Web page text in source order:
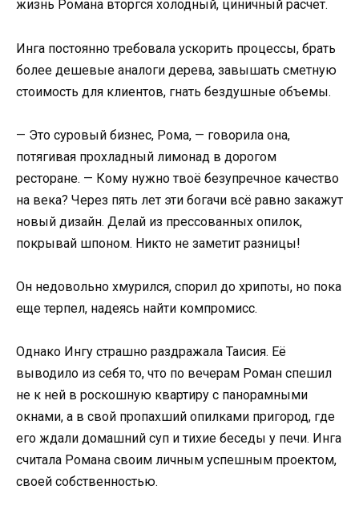
жизнь Романа вторгся холодный, циничный расчет.
Инга постоянно требовала ускорить процессы, брать
более дешевые аналоги дерева, завышать сметную
стоимость для клиентов, гнать бездушные объемы.
— Это суровый бизнес, Рома, — говорила она,
потягивая прохладный лимонад в дорогом
ресторане. — Кому нужно твоё безупречное качество
на века? Через пять лет эти богачи всё равно закажут
новый дизайн. Делай из прессованных опилок,
покрывай шпоном. Никто не заметит разницы!
Он недовольно хмурился, спорил до хрипоты, но пока
еще терпел, надеясь найти компромисс.
Однако Ингу страшно раздражала Таисия. Её
выводило из себя то, что по вечерам Роман спешил
не к ней в роскошную квартиру с панорамными
окнами, а в свой пропахший опилками пригород, где
его ждали домашний суп и тихие беседы у печи. Инга
считала Романа своим личным успешным проектом,
своей собственностью.